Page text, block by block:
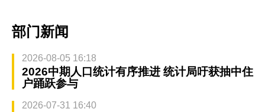
部门新闻
2026-08-05 16:18
2026中期人口统计有序推进 统计局吁获抽中住
户踊跃参与
2026-07-31 16:40